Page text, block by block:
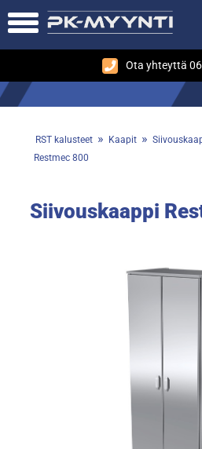
Ota yhteyttä
RST kalusteet » Kaapit »
Restmec 800
Siivouskaappi